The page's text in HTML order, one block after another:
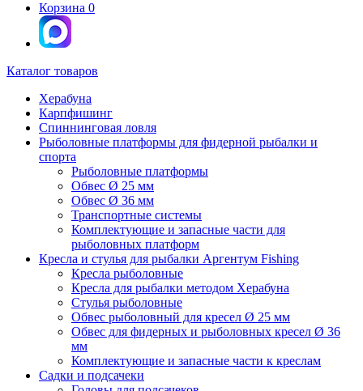
Корзина 0
Каталог товаров
Херабуна
Карпфишинг
Спиннинговая ловля
Рыболовные платформы для фидерной рыбалки и
спорта
Рыболовные платформы
Обвес Ø 25 мм
Обвес Ø 36 мм
Транспортные системы
Комплектующие и запасные части для
рыболовных платформ
Кресла и стулья для рыбалки Аргентум Fishing
Кресла рыболовные
Кресла для рыбалки методом Херабуна
Стулья рыболовные
Обвес рыболовный для кресел Ø 25 мм
Обвес для фидерных и рыболовных кресел Ø 36
мм
Комплектующие и запасные части к креслам
Садки и подсачеки